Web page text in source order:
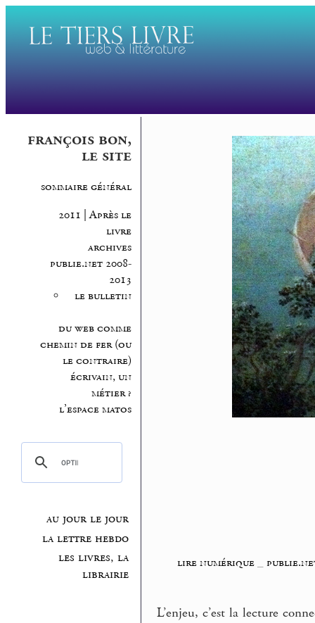
françois bon,
le site
sommaire général
2011 | Après le
livre
archives
publie.net 2008-
2013
le bulletin
du web comme
chemin de fer (ou
le contraire)
écrivain, un
métier ?
l’espace matos
au jour le jour
la lettre hebdo
les livres, la
librairie
lire numérique_
L’enjeu, c’est la lecture